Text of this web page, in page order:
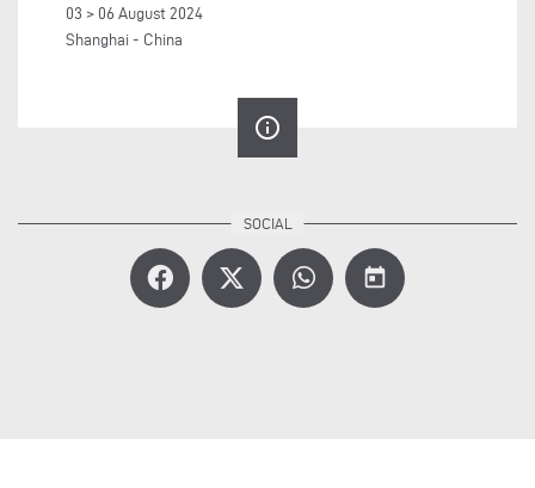
03 > 06 August 2024
Shanghai - China
info_outline
today